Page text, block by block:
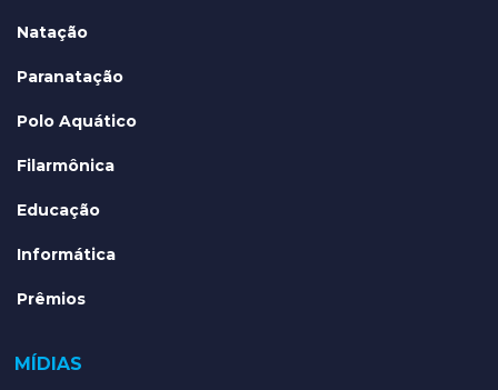
Natação
Paranatação
Polo Aquático
Filarmônica
Educação
Informática
Prêmios
MÍDIAS